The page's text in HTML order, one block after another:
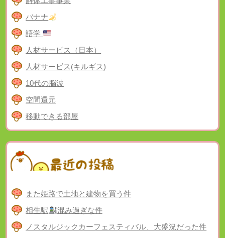
バナナ
語学
人材サービス（日本）
人材サービス(キルギス)
10代の脳波
空間還元
移動できる部屋
また姫路で土地と建物を買う件
相生駅
混み過ぎな件
ノスタルジックカーフェスティバル、大盛況だった件